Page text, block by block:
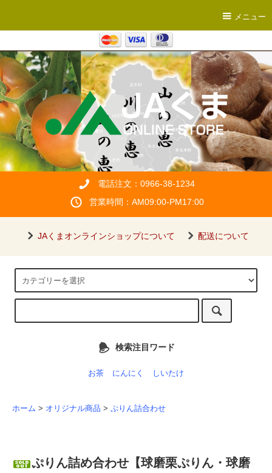
メニュー
電話注文：0966-38-1234
営業時間：AM09:00-PM17:00
JAくまオンラインショップについて 配送について
検索注目ワード
お茶 にんにく しいたけ
ホーム > オリジナル商品 > ぷりん詰合わせ
ぷりん詰め合わせ【球磨栗ぷりん・球磨